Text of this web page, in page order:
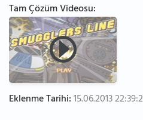
Tam Çözüm Videosu:
Eklenme Tarihi:15.06.2013